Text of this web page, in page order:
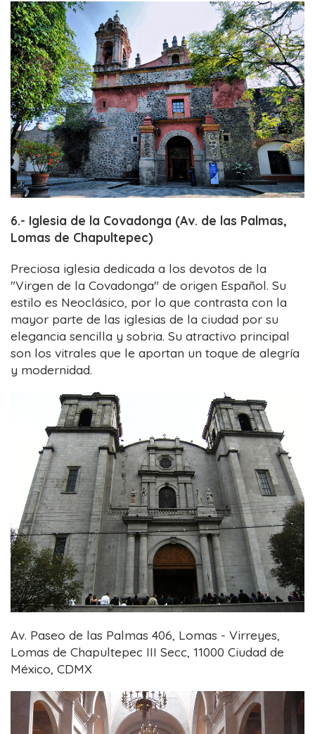
6.- Iglesia de la Covadonga (Av. de las Palmas,
Lomas de Chapultepec)
Preciosa iglesia dedicada a los devotos de la
"Virgen de la Covadonga" de origen Español. Su
estilo es Neoclásico, por lo que contrasta con la
mayor parte de las iglesias de la ciudad por su
elegancia sencilla y sobria. Su atractivo principal
son los vitrales que le aportan un toque de alegría
y modernidad.
Av. Paseo de las Palmas 406, Lomas - Virreyes,
Lomas de Chapultepec III Secc, 11000 Ciudad de
México, CDMX